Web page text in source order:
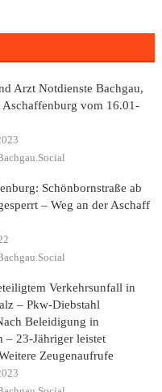
Arzt Notdienste Bachgau,
Aschaffenburg vom 16.01-
Schönbornstraße ab
– Weg an der Aschaff
Verkehrsunfall in
– Pkw-Diebstahl
Beleidigung in
– 23-Jähriger leistet
Zeugenaufrufe